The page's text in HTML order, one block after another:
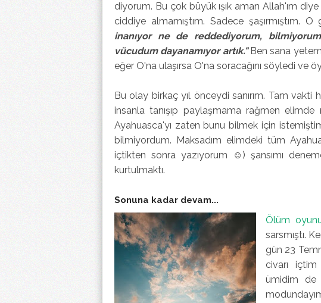
diyorum. Bu çok büyük ışık aman Allah'ım
ciddiye almamıştım. Sadece şaşırmıştım.
inanıyor ne de reddediyorum,
vücudum dayanamıyor artık." Ben sana
eğer O'na ulaşırsa O'na soracağını söyledi ve
Bu olay birkaç yıl önceydi sanırım. Tam vakti
insanla tanışıp paylaşmama rağmen
Ayahuasca'yı zaten bunu bilmek için
bilmiyordum. Maksadım elimdeki tüm
içtikten sonra yazıyorum ☺) şansımı
kurtulmaktı.
Sonuna kadar devam...
Ölüm
sarsmıştı.
gün 23
civarı
ümidim de